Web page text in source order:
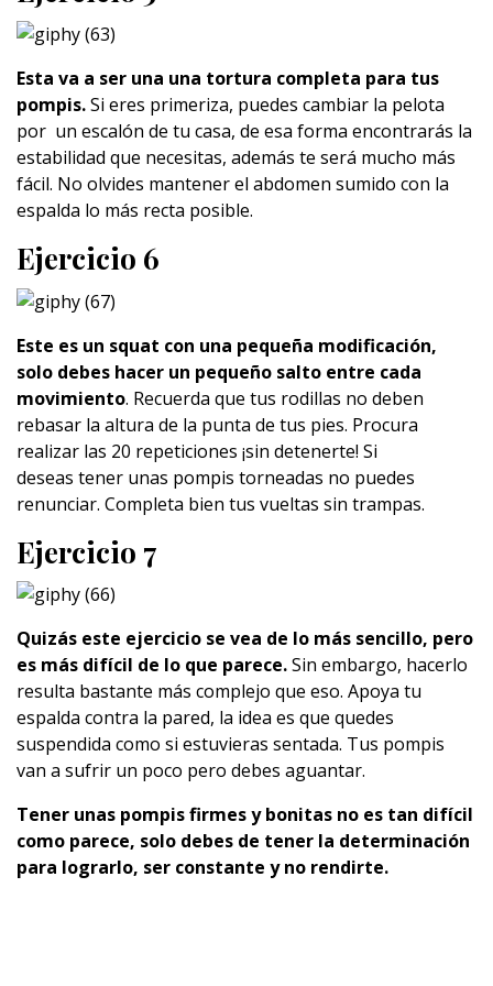
Esta va a ser una una tortura completa para tus
pompis.Si eres primeriza, puedes cambiar la pelota
por un escalón de tu casa, de esa forma encontrarás la
estabilidad que necesitas, además te será mucho más
fácil. No olvides mantener el abdomen sumido con la
espalda lo más recta posible.
Ejercicio 6
Este es un squat con una pequeña modificación,
solo debes hacer un pequeño salto entre cada
movimiento. Recuerda que tus rodillas no deben
rebasar la altura de la punta de tus pies. Procura
realizar las 20 repeticiones ¡sin detenerte! Si
deseas tener unas pompis torneadas no puedes
renunciar. Completa bien tus vueltas sin trampas.
Ejercicio 7
Quizás este ejercicio se vea de lo más sencillo, pero
es más difícil de lo que parece.Sin embargo, hacerlo
resulta bastante más complejo que eso. Apoya tu
espalda contra la pared, la idea es que quedes
suspendida como si estuvieras sentada. Tus pompis
van a sufrir un poco pero debes aguantar.
Tener unas pompis firmes y bonitas no es tan difícil
como parece, solo debes de tener la determinación
para lograrlo, ser constante y no rendirte.